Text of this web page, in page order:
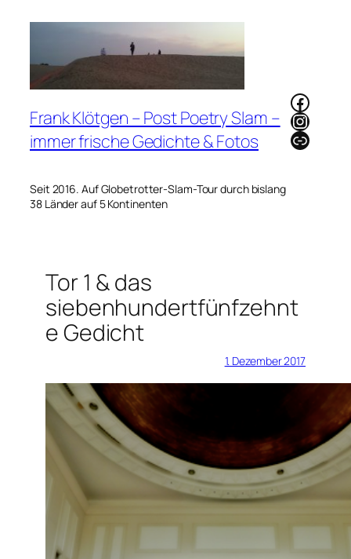
Frank Klötgen – Post Poetry Slam –
immer frische Gedichte & Fotos
Seit 2016. Auf Globetrotter-Slam-Tour durch bislang
38 Länder auf 5 Kontinenten
Link
Tor 1 & das
siebenhundertfünfzehnt
e Gedicht
1. Dezember 2017